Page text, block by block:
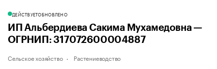
ДЕЙСТВУЕТОБНОВЛЕНО
ИП Альбердиева Сакима Мухамедовна —
ОГРНИП: 317072600004887
Сельское хозяйство Растениеводство